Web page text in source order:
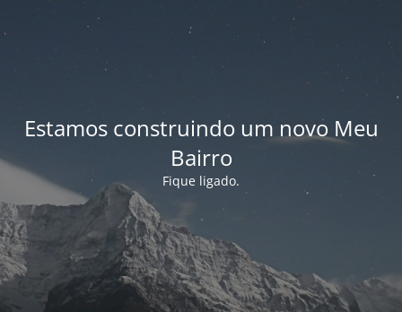
Estamos construindo um novo Meu
Bairro
Fique ligado.